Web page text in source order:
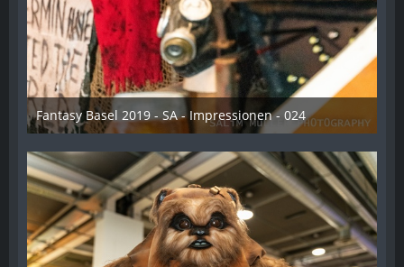
Fantasy Basel 2019 - SA - Impressionen - 024
21. Mai 2019